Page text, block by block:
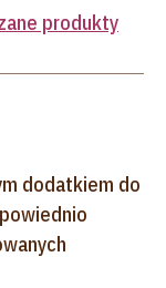
produkty
dodatkiem do